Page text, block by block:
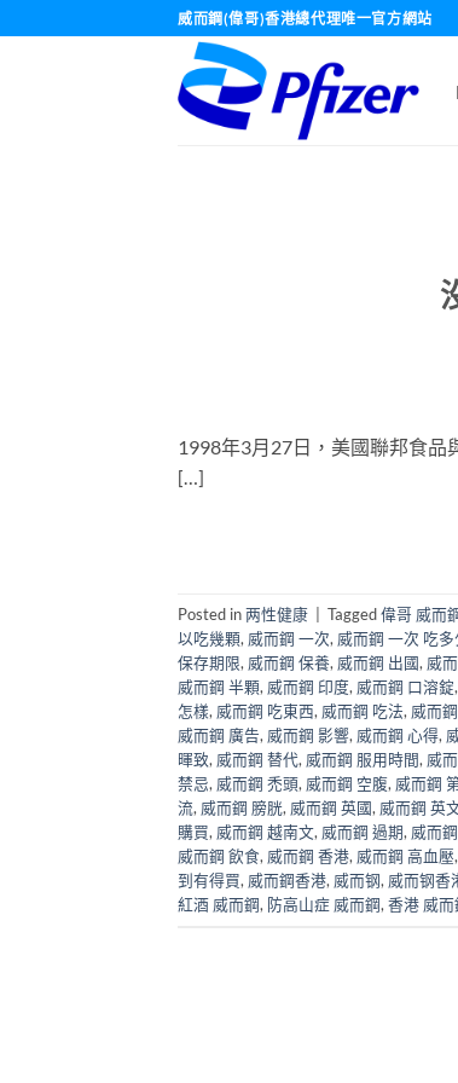
to
威而鋼(偉哥)香港總代理唯一官方網站
1998年3月27日，美國聯邦食品
[…]
Posted in两性健康 Tagged偉哥 威而
以吃幾顆, 威而鋼 一次, 威而鋼 一次 吃多
保存期限, 威而鋼 保養, 威而鋼 出國, 威
威而鋼 半顆, 威而鋼 印度, 威而鋼 口溶錠,
怎樣, 威而鋼 吃東西, 威而鋼 吃法, 威而
威而鋼 廣告, 威而鋼 影響, 威而鋼 心得,
暉致, 威而鋼 替代, 威而鋼 服用時間, 威
禁忌, 威而鋼 禿頭, 威而鋼 空腹, 威而鋼
流, 威而鋼 膀胱, 威而鋼 英國, 威而鋼 英
購買, 威而鋼 越南文, 威而鋼 過期, 威而
威而鋼 飲食, 威而鋼 香港, 威而鋼 高血壓,
到有得買, 威而鋼香港, 威而钢, 威而钢香
紅酒 威而鋼, 防高山症 威而鋼, 香港 威而